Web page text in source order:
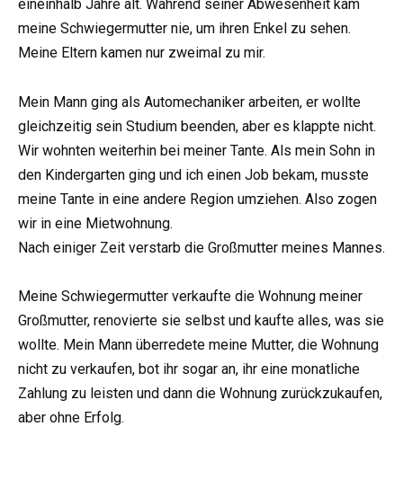
eineinhalb Jahre alt. Während seiner Abwesenheit kam
meine Schwiegermutter nie, um ihren Enkel zu sehen.
Meine Eltern kamen nur zweimal zu mir.
Mein Mann ging als Automechaniker arbeiten, er wollte
gleichzeitig sein Studium beenden, aber es klappte nicht.
Wir wohnten weiterhin bei meiner Tante. Als mein Sohn in
den Kindergarten ging und ich einen Job bekam, musste
meine Tante in eine andere Region umziehen. Also zogen
wir in eine Mietwohnung.
Nach einiger Zeit verstarb die Großmutter meines Mannes.
Meine Schwiegermutter verkaufte die Wohnung meiner
Großmutter, renovierte sie selbst und kaufte alles, was sie
wollte. Mein Mann überredete meine Mutter, die Wohnung
nicht zu verkaufen, bot ihr sogar an, ihr eine monatliche
Zahlung zu leisten und dann die Wohnung zurückzukaufen,
aber ohne Erfolg.